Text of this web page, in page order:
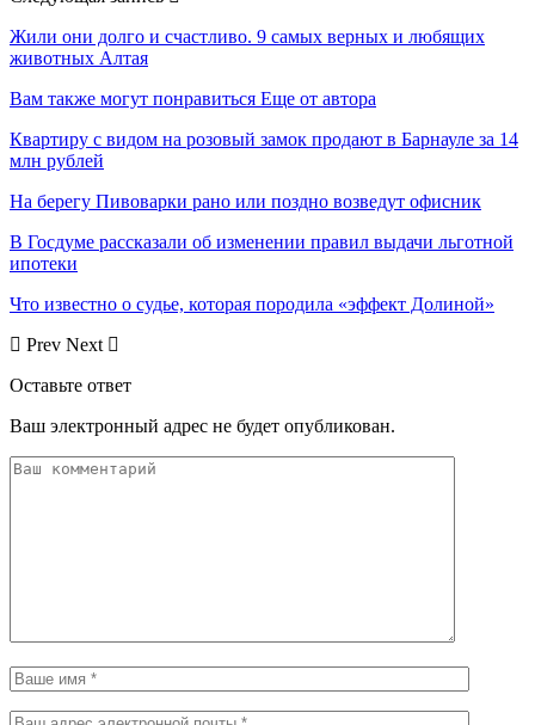
Жили они долго и счастливо. 9 самых верных и любящих
животных Алтая
Вам также могут понравиться Еще от автора
Квартиру с видом на розовый замок продают в Барнауле за 14
млн рублей
На берегу Пивоварки рано или поздно возведут офисник
В Госдуме рассказали об изменении правил выдачи льготной
ипотеки
Что известно о судье, которая породила «эффект Долиной»
Prev Next
Оставьте ответ
Ваш электронный адрес не будет опубликован.